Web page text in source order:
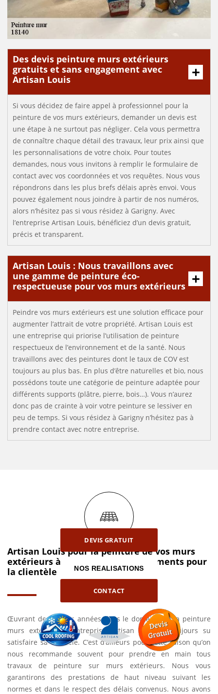
DEVIS GRATUIT
NOS REALISATIONS
CONTACT
Des devis peinture murs extérieurs
gratuits et sans engagement avec
Artisan Louis
Si vous décidez de faire appel à professionnel pour la
peinture de vos murs extérieurs, demander un devis est
une étape à ne surtout pas négliger. Cela vous permettra
de connaître chaque détail des travaux, leur prix ainsi que
les personnalisations de votre choix. Pour toutes
demandes, nous vous invitons à remplir le formulaire de
contact avec vos coordonnées et vos requêtes. Nous vous
répondrons dans les plus brefs délais après envoi. Vous
pouvez également nous joindre à partir de nos numéros,
alors n’hésitez pas si vous résidez à Garigny. Avec
l’entreprise Artisan Louis, bénéficiez d’un devis gratuit,
précis et transparent.
Artisan Louis : Nous travaillons avec
une gamme de peinture éco-
respectueuse pour vos murs extérieurs
Peindre vos murs extérieurs est une solution efficace pour
augmenter l’attrait de votre propriété. Artisan Louis est
une entreprise qui priorise l’utilisation de peinture
respectueux de l’environnement et de la santé. Nous
travaillons avec des peintures dont le taux de COV est
toujours au plus bas. En plus d’être naturelles et bio, nous
possédons toute une catégorie de peinture adaptée pour
différents supports (plâtre, pierre, bois…). Vous n’aurez
donc pas de crainte à voir votre peinture se lessiver en
peu de temps. Si vous résidez à Garigny n’hésitez pas à
prendre contact avec notre entreprise.
Artisan Louis pour la peinture de vos murs
extérieurs à Garigny : Nos engagements pour
la clientèle
Œuvrant depuis des années dans le domaine de la peinture
murs extérieurs, l’entreprise Artisan Louis a toujours su
satisfaire sa clientèle. C’est d’ailleurs pour cette raison qu’on
nous recommande souvent pour prendre en main tous
travaux de peinture sur murs extérieurs. Nous vous
garantirons des prestations de haut niveau suivant les
normes et dans le respect des délais convenus. Nous avons